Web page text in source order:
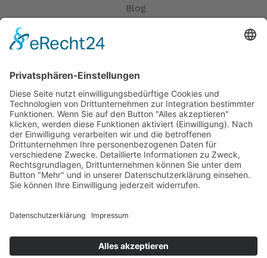
Blog
Öffnungszeiten
Versandpartner
Verfügbarkeiten
Zahlung und Versand
Datenschutz
Fernabsatz
Widerrufsrecht bei Reparatur
Kontakt